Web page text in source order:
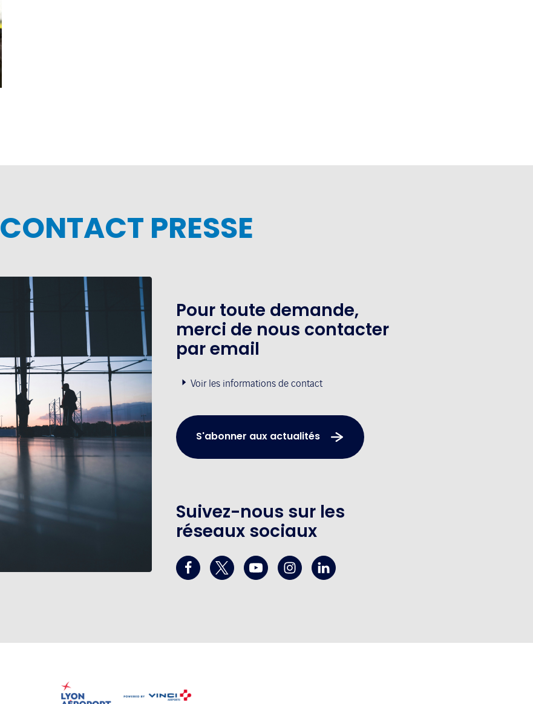
CONTACT PRESSE
Pour toute demande,
merci de nous contacter
par email
Voir les informations de contact
S'abonner aux actualités
Suivez-nous sur les
réseaux sociaux